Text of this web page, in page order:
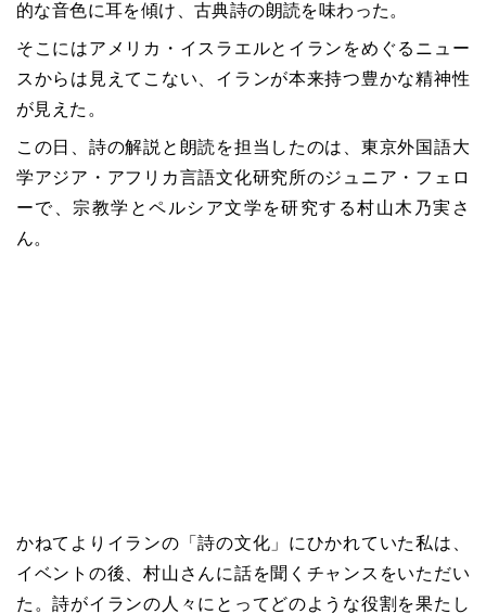
的な音色に耳を傾け、古典詩の朗読を味わった。
そこにはアメリカ・イスラエルとイランをめぐるニュー
スからは見えてこない、イランが本来持つ豊かな精神性
が見えた。
この日、詩の解説と朗読を担当したのは、東京外国語大
学アジア・アフリカ言語文化研究所のジュニア・フェロ
ーで、宗教学とペルシア文学を研究する村山木乃実さ
ん。
かねてよりイランの「詩の文化」にひかれていた私は、
イベントの後、村山さんに話を聞くチャンスをいただい
た。詩がイランの人々にとってどのような役割を果たし